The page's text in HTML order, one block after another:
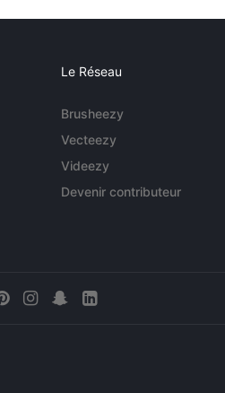
Le Réseau
Brusheezy
Vecteezy
Videezy
Devenir contributeur